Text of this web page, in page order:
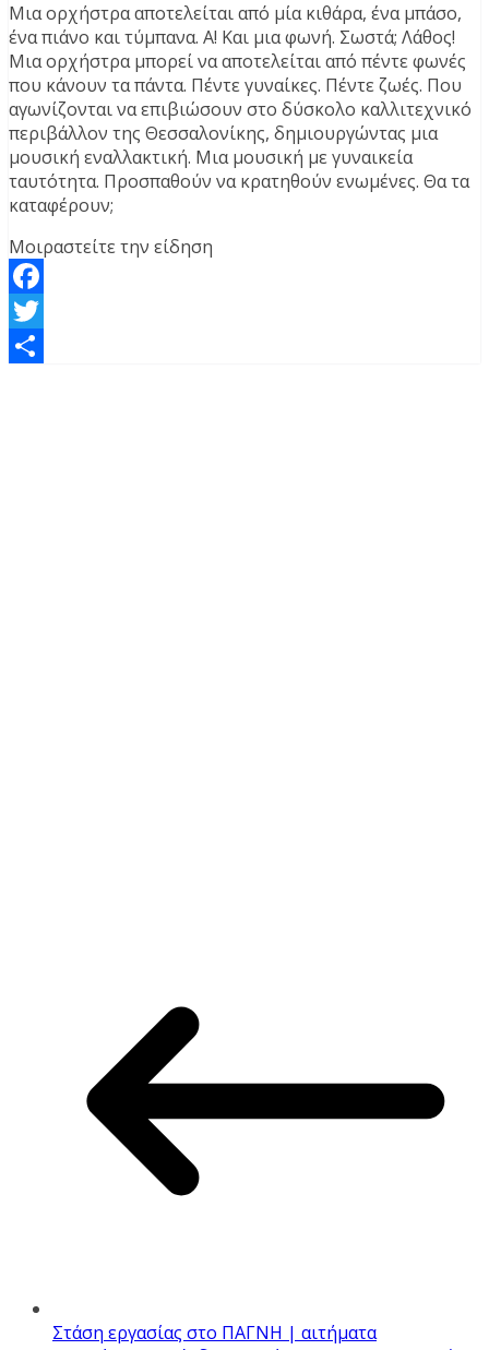
Μια ορχήστρα αποτελείται από μία κιθάρα, ένα μπάσο,
ένα πιάνο και τύμπανα. Α! Και μια φωνή. Σωστά; Λάθος!
Μια ορχήστρα μπορεί να αποτελείται από πέντε φωνές
που κάνουν τα πάντα. Πέντε γυναίκες. Πέντε ζωές. Που
αγωνίζονται να επιβιώσουν στο δύσκολο καλλιτεχνικό
περιβάλλον της Θεσσαλονίκης, δημιουργώντας μια
μουσική εναλλακτική. Μια μουσική με γυναικεία
ταυτότητα. Προσπαθούν να κρατηθούν ενωμένες. Θα τα
καταφέρουν;
Μοιραστείτε την είδηση
Facebook
Twitter
Στάση εργασίας στο ΠΑΓΝΗ | αιτήματα